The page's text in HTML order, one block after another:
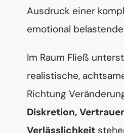
Ausdruck einer
emotional
Im Raum Fließ
realistische,
Richtung
Diskretion,
Verlässlichkeit